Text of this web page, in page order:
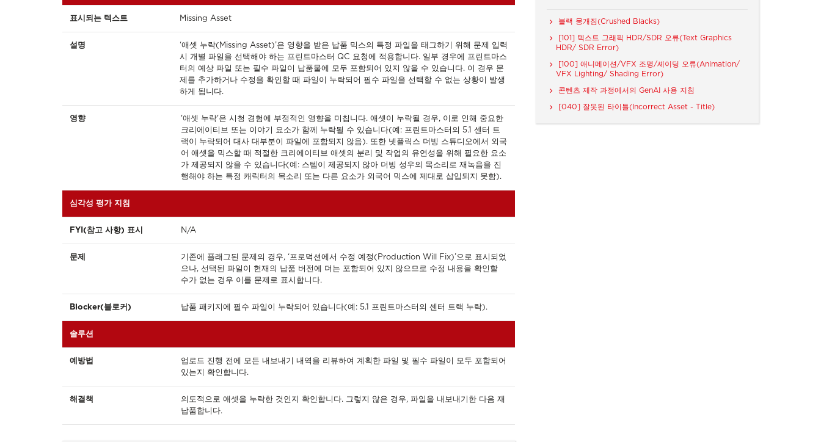
표시되는 텍스트 Missing Asset
설명
‘애셋 누락(Missing Asset)’은 영향을 받은 납품 믹스의 특정 파일을 태그하기 위해 문제 입력
시 개별 파일을 선택해야 하는 프린트마스터 QC 요청에 적용합니다. 일부 경우에 프린트마스
터의 예상 파일 또는 필수 파일이 납품물에 모두 포함되어 있지 않을 수 있습니다. 이 경우 문
제를 추가하거나 수정을 확인할 때 파일이 누락되어 필수 파일을 선택할 수 없는 상황이 발생
하게 됩니다.
영향
'애셋 누락'은 시청 경험에 부정적인 영향을 미칩니다. 애셋이 누락될 경우, 이로 인해 중요한
크리에이티브 또는 이야기 요소가 함께 누락될 수 있습니다(예: 프린트마스터의 5.1 센터 트
랙이 누락되어 대사 대부분이 파일에 포함되지 않음). 또한 넷플릭스 더빙 스튜디오에서 외국
어 애셋을 믹스할 때 적절한 크리에이티브 애셋의 분리 및 작업의 유연성을 위해 필요한 요소
가 제공되지 않을 수 있습니다(예: 스템이 제공되지 않아 더빙 성우의 목소리로 재녹음을 진
행해야 하는 특정 캐릭터의 목소리 또는 다른 요소가 외국어 믹스에 제대로 삽입되지 못함).
심각성 평가 지침
FYI(참고 사항) 표시 N/A
문제
기존에 플래그된 문제의 경우, ‘프로덕션에서 수정 예정(Production Will Fix)’으로 표시되었
으나, 선택된 파일이 현재의 납품 버전에 더는 포함되어 있지 않으므로 수정 내용을 확인할
수가 없는 경우 이를 문제로 표시합니다.
Blocker(블로커) 납품 패키지에 필수 파일이 누락되어 있습니다(예: 5.1 프린트마스터의 센터 트랙 누락).
솔루션
예방법
업로드 진행 전에 모든 내보내기 내역을 리뷰하여 계획한 파일 및 필수 파일이 모두 포함되어
있는지 확인합니다.
해결책
의도적으로 애셋을 누락한 것인지 확인합니다. 그렇지 않은 경우, 파일을 내보내기한 다음 재
납품합니다.
블랙 뭉개짐(Crushed Blacks)
[101] 텍스트 그래픽 HDR/SDR 오류(Text Graphics
HDR/ SDR Error)
[100] 애니메이션/VFX 조명/셰이딩 오류(Animation/
VFX Lighting/ Shading Error)
콘텐츠 제작 과정에서의 GenAI 사용 지침
[040] 잘못된 타이틀(Incorrect Asset - Title)